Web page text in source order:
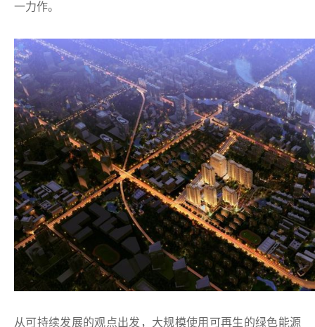
一力作。
从可持续发展的观点出发，大规模使用可再生的绿色能源